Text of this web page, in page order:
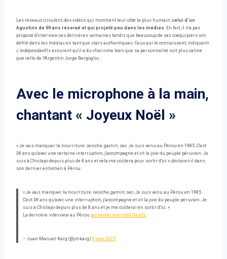
Les réseaux circulent, des vidéos qui montrent leur côté le plus humain, celui d'un
Agustino de 69 ans réservé et qui projeté peu dans les médias. En fait, il n'a pas
proposé d'interview ces dernières semaines tandis que beaucoup de ses coéquipiers ont
défilé dans les médias en tant que stars authentiques. Ceux qui le connaissent, indiquent
L'indépendantIls assurent qu'il a du charisme bien que sa personnalité soit plus calme
que celle de l'Argentin Jorge Bergoglio.
Avec le microphone à la main,
chantant « Joyeux Noël »
« Je vais manquer la nourriture: ceviche, gamin, sec. Je suis venu au Pérou en 1985. C'est
38 ans qu'avec une certaine interruption, j'accompagne et vit la joie du peuple péruvien. Je
suis à Chiclayo depuis plus de 8 ans et cela me coûtera pour sortir d'ici », déclare-t-il dans
son dernier entretien à Pérou.
« Je vais manquer la nourriture: ceviche, gamin, sec. Je suis venu au Pérou en 1985.
C'est 38 ans qu'avec une interruption, j'accompagne et vit la joie du peuple péruvien. Je
suis à Chiclayo depuis plus de 8 ans et je me coûterai en sortir d'ici. »
La dernière interview au Pérou pic.twitter.com/cbil7xnx5z
– Juan Manuel Karg (@jmkarg) 9 mai 2025